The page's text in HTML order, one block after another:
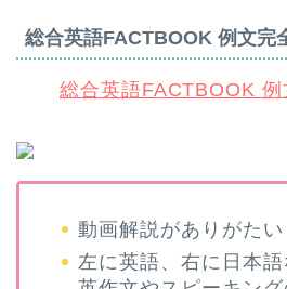
総合英語FACTBOOK 例文完
総合英語FACTBOOK
動画解説がありがたい
左に英語、右に日本